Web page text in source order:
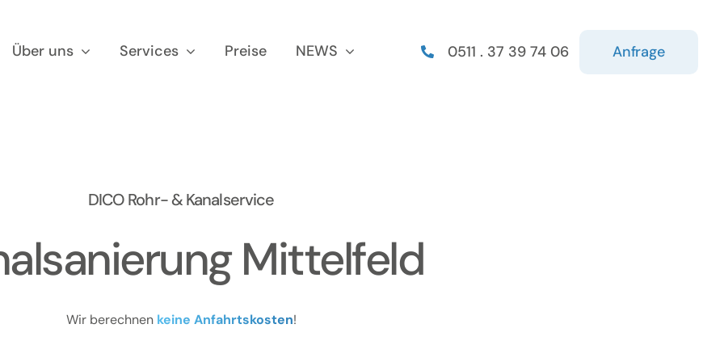
Über uns Services Preise NEWS 0511 . 37 39 74 06 Anfrage
DICO Rohr- & Kanalservice
Mittelfeld
Wir berechnen keine Anfahrtskosten!